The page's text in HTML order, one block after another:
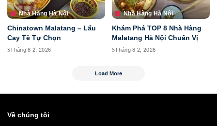
Nhà Hàng Hà Nội
Chinatown Malatang – Lẩu
Cay Tê Tự Chọn
Tháng 8 2, 2026
Nhà Hàng Hà Nội
Khám Phá TOP 8 Nhà Hàng
Malatang Hà Nội Chuẩn Vị
Tháng 8 2, 2026
Load More
Về chúng tôi